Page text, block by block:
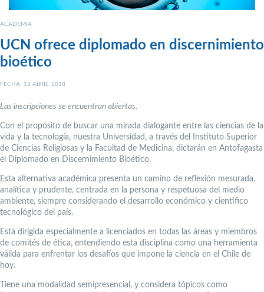
ACADEMIA
UCN ofrece diplomado en discernimiento
bioético
FECHA: 12 ABRIL, 2018
Las inscripciones se encuentran abiertas.
Con el propósito de buscar una mirada dialogante entre las ciencias de la
vida y la tecnología, nuestra Universidad, a través del Instituto Superior
de Ciencias Religiosas y la Facultad de Medicina, dictarán en Antofagasta
el Diplomado en Discernimiento Bioético.
Esta alternativa académica presenta un camino de reflexión mesurada,
analítica y prudente, centrada en la persona y respetuosa del medio
ambiente, siempre considerando el desarrollo económico y científico
tecnológico del país.
Está dirigida especialmente a licenciados en todas las áreas y miembros
de comités de ética, entendiendo esta disciplina como una herramienta
válida para enfrentar los desafíos que impone la ciencia en el Chile de
hoy.
Tiene una modalidad semipresencial, y considera tópicos como